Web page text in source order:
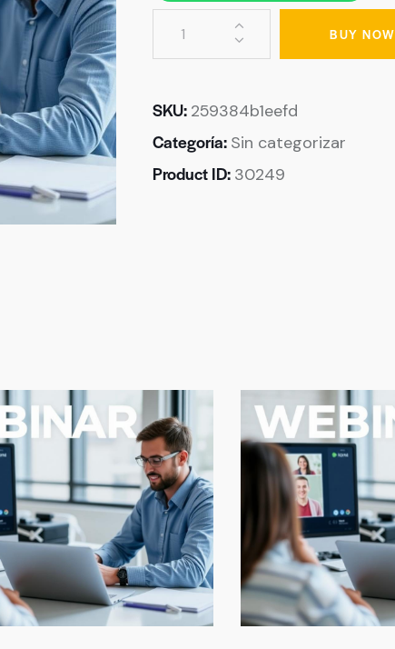
BUY NOW
SKU: 259384b1eefd
Categoría: Sin categorizar
Product ID: 30249